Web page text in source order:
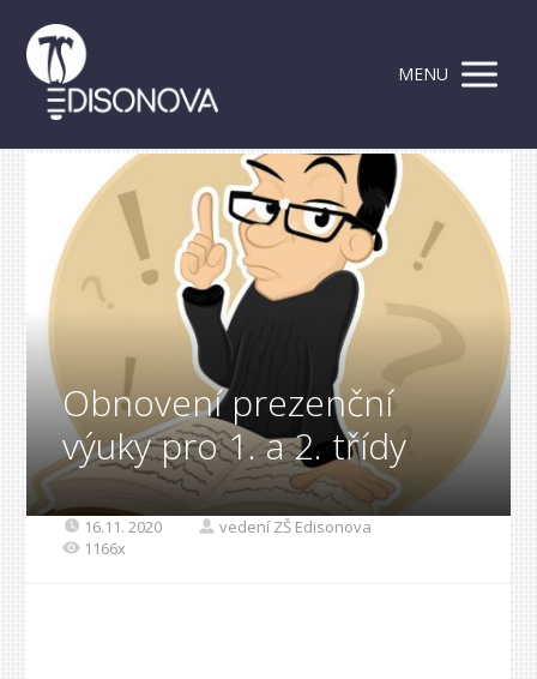
MENU
Obnovení prezenční
výuky pro 1. a 2. třídy
16.11. 2020
vedení ZŠ Edisonova
1166x